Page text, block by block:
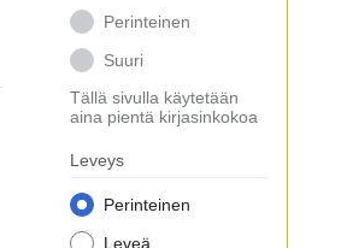
Perinteinen
Suuri
Tällä sivulla käytetään
aina pientä kirjasinkokoa
Leveys
Perinteinen
Leveä